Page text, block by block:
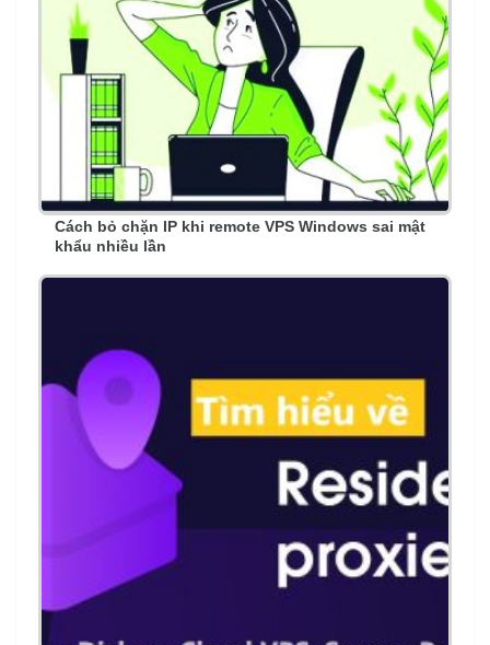
Cách bỏ chặn IP khi remote VPS Windows sai mật
khẩu nhiều lần